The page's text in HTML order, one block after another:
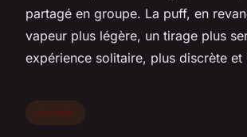
partagé en groupe. La puff, en
vapeur plus légère, un tirage plus
expérience solitaire, plus discrète et
societe